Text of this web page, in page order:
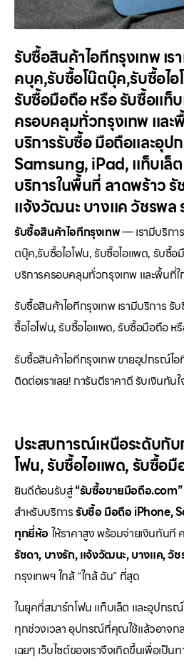
รับซื้อสินค้าไอทีกรุงเทพ เ
คบุค,รับซื้อโน๊ตบุ๊ค,รับซื้อไ
รับซื้อมือถือ หรือ รับซื้อแท็บ
ครอบคลุมทั่วกรุงเทพ แล
บริการรับซื้อ มือถือและอุ
Samsung, iPad, แท็บเล็
บริการในพื้นที่ ลาดพร้าว รั
แจ้งวัฒนะ บางแค วัชรพล
รับซื้อสินค้าไอทีกรุงเทพ— เรามีบริกา
ตบุ๊ค,รับซื้อไอโฟน, รับซื้อไอแพด, รับซื้อ
บริการครอบคลุมทั่วกรุงเทพ และพื้นที่ใ
รับซื้อสินค้าไอทีกรุงเทพ เรามีบริการ
ซื้อไอโฟน, รับซื้อไอแพด, รับซื้อมือถือ
รับซื้อสินค้าไอทีกรุงเทพ ขายอุปกรณ์ไอ
ติดต่อเราเลย! การันตีราคาดี รับเงินทันใ
ประสบการณ์เหนือระดับกั
โฟน,รับซื้อไอแพด,รับซื้อมื
ยินดีต้อนรับสู่“รับซื้อขายมือถือ.com”
สำหรับบริการรับซื้อ มือถือ iPhone,
ทุกยี่ห้อให้ราคาสูง พร้อมจ่ายเงินทัน
รัชดา, บางรัก, แจ้งวัฒนะ, บางแค, วั
กรุงเทพฯ ใกล้ “ใกล้ ฉัน” ที่สุด
ในยุคที่สมาร์ทโฟน แท็บเล็ต และอุปกร
ทุกช่วงเวลา อุปกรณ์ที่คุณใช้แล้วอาจกล
เฉยๆ เว็บไซต์ของเราจึงเกิดขึ้นเพื่อเป็